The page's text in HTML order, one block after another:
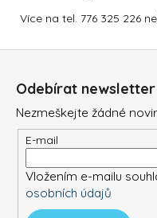
Více na tel. 776 325 226
Odebírat newsletter
Nezmeškejte žádné
E-mail
Vložením e-mailu
osobních údajů